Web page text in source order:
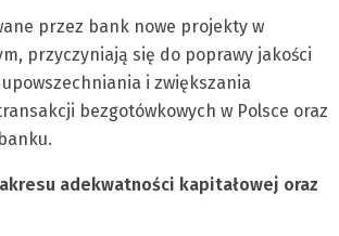
przez bank nowe projekty w
przyczyniają się do poprawy jakości
i zwiększania
bezgotówkowych w Polsce oraz
adekwatności kapitałowej oraz